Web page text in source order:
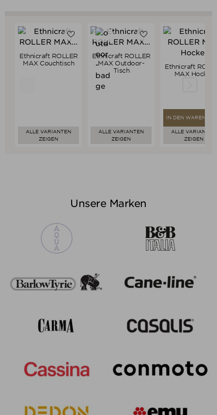
Verkaufspreis
ab 899,00 €
854,05 €
Ethnicraft ROLLER
MAX Couchtisch
ALLE VARIANTEN
ZEIGEN
Verkaufspreis
ab 1.099,00 €
Preis
1.044,05 €
Ethnicraft ROLLER
MAX Outdoor-
Tisch
ALLE VARIANTEN
ZEIGEN
1.129,00 €
1.072,55 €
Ethnicraft
MAX Hocker
IN DEN
ALLE VARIANTEN
ZEIGEN
Unsere Marken